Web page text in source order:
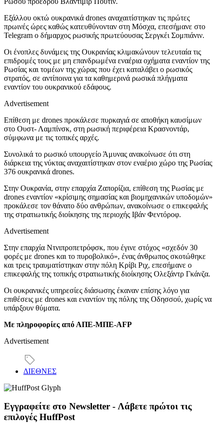
Εξάλλου οκτώ ουκρανικά drones αναχαιτίστηκαν τις πρώτες
πρωινές ώρες καθώς κατευθύνονταν στη Μόσχα, επεσήμανε στο
Telegram o δήμαρχος ρωσικής πρωτεύουσας Σεργκέι Σομπιάνιν.
Οι ένοπλες δυνάμεις της Ουκρανίας κλιμακώνουν τελευταία τις
επιδρομές τους με μη επανδρωμένα εναέρια οχήματα εναντίον της
Ρωσίας και τομέων της χώρας που έχει καταλάβει ο ρωσικός
στρατός, σε αντίποινα για τα καθημερινά ρωσικά πλήγματα
εναντίον του ουκρανικού εδάφους.
Advertisement
Επίθεση με drones προκάλεσε πυρκαγιά σε αποθήκη καυσίμων
στο Ουστ- Λαμπίνσκ, στη ρωσική περιφέρεια Κρασνοντάρ,
σύμφωνα με τις τοπικές αρχές.
Συνολικά το ρωσικό υπουργείο Άμυνας ανακοίνωσε ότι στη
διάρκεια της νύκτας αναχαιτίστηκαν στον εναέριο χώρο της Ρωσίας
376 ουκρανικά drones.
Στην Ουκρανία, στην επαρχία Ζαπορίζια, επίθεση της Ρωσίας με
drones εναντίον «κρίσιμης σημασίας και βιομηχανικών υποδομών»
προκάλεσε τον θάνατο δύο ανθρώπων, ανακοίνωσε ο επικεφαλής
της στρατιωτικής διοίκησης της περιοχής Ιβάν Φεντόροφ.
Advertisement
Στην επαρχία Ντνιπροπετρόφσκ, που έγινε στόχος «σχεδόν 30
φορές με drones και το πυροβολικό», ένας άνθρωπος σκοτώθηκε
και τρεις τραυματίστηκαν στην πόλη Κρίβι Ριχ, επεσήμανε ο
επικεφαλής της τοπικής στρατιωτικής διοίκησης Ολεξάντρ Γκάνζα.
Οι ουκρανικές υπηρεσίες διάσωσης έκαναν επίσης λόγο για
επιθέσεις με drones και εναντίον της πόλης της Οδησσού, χωρίς να
υπάρξουν θύματα.
Με πληροφορίες από ΑΠΕ-ΜΠΕ-AFP
Advertisement
ΔΙΕΘΝΕΣ
Εγγραφείτε στο Newsletter - Λάβετε πρώτοι τις
επιλογές HuffPost